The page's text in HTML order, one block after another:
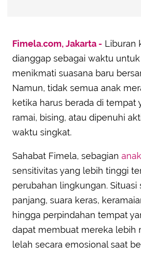
Fimela.com, Jakarta - Liburan
dianggap sebagai waktu untuk
menikmati suasana baru
Namun, tidak semua anak
ketika harus berada di tempat
ramai, bising, atau dipenuhi
waktu singkat.
Sahabat Fimela, sebagian anak
sensitivitas yang lebih tinggi
perubahan lingkungan. Situasi
panjang, suara keras,
hingga perpindahan tempat
dapat membuat mereka lebih
lelah secara emosional saat